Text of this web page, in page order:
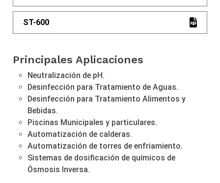
ST-600
Principales Aplicaciones
Neutralización de pH.
Desinfección para Tratamiento de Aguas.
Desinfección para Tratamiento Alimentos y
Bebidas.
Piscinas Municipales y particulares.
Automatización de calderas.
Automatización de torres de enfriamiento.
Sistemas de dosificación de químicos de
Ósmosis Inversa.